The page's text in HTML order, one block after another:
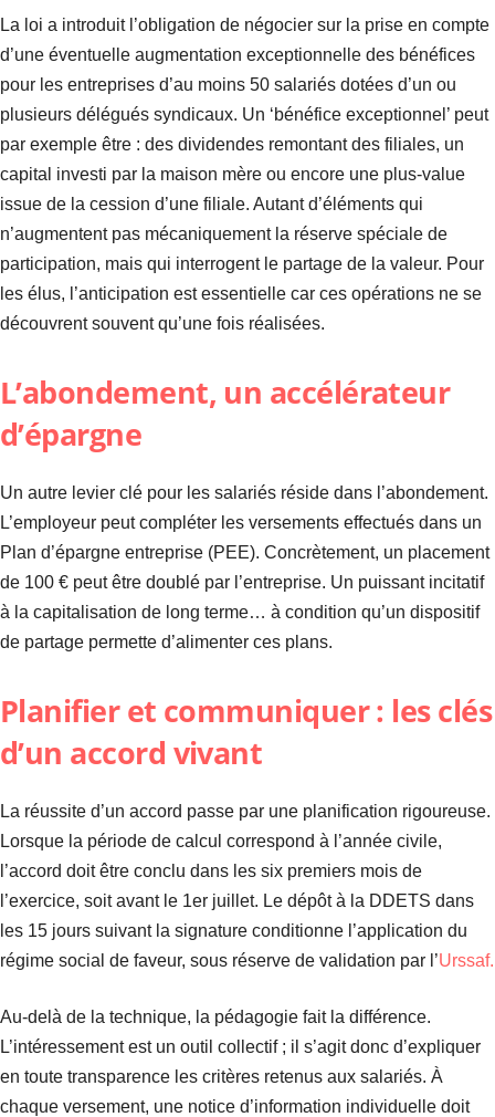
La loi a introduit l’obligation de négocier sur la prise en compte
d’une éventuelle augmentation exceptionnelle des bénéfices
pour les entreprises d’au moins 50 salariés dotées d’un ou
plusieurs délégués syndicaux. Un ‘bénéfice exceptionnel’ peut
par exemple être : des dividendes remontant des filiales, un
capital investi par la maison mère ou encore une plus-value
issue de la cession d’une filiale. Autant d’éléments qui
n’augmentent pas mécaniquement la réserve spéciale de
participation, mais qui interrogent le partage de la valeur. Pour
les élus, l’anticipation est essentielle car ces opérations ne se
découvrent souvent qu’une fois réalisées.
L’abondement, un accélérateur
d’épargne
Un autre levier clé pour les salariés réside dans l’abondement.
L’employeur peut compléter les versements effectués dans un
Plan d’épargne entreprise (PEE). Concrètement, un placement
de 100 € peut être doublé par l’entreprise. Un puissant incitatif
à la capitalisation de long terme… à condition qu’un dispositif
de partage permette d’alimenter ces plans.
Planifier et communiquer : les clés
d’un accord vivant
La réussite d’un accord passe par une planification rigoureuse.
Lorsque la période de calcul correspond à l’année civile,
l’accord doit être conclu dans les six premiers mois de
l’exercice, soit avant le 1er juillet. Le dépôt à la DDETS dans
les 15 jours suivant la signature conditionne l’application du
régime social de faveur, sous réserve de validation par l’Urssaf.
Au-delà de la technique, la pédagogie fait la différence.
L’intéressement est un outil collectif ; il s’agit donc d’expliquer
en toute transparence les critères retenus aux salariés. À
chaque versement, une notice d’information individuelle doit